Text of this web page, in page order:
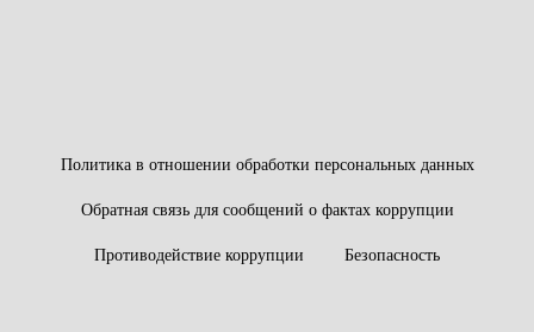
Политика в отношении обработки персональных данных
Обратная связь для сообщений о фактах коррупции
Противодействие коррупции Безопасность